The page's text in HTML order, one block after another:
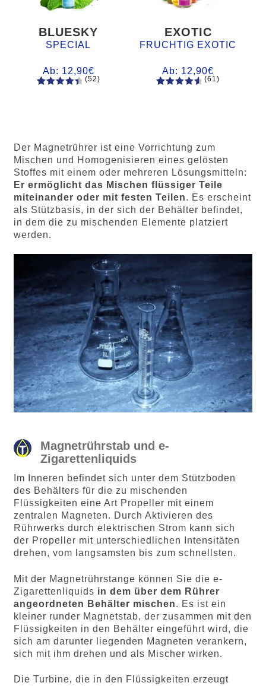
BLUESKY
SPECIAL
Ab: 12,90€
d auf
Kundenb
ewertung
en
(52)
EXOTIC
FRUCHTIG EXOTIC
Ab: 12,90€
auf
Kundenb
ewertung
en
(61)
Der Magnetrührer ist eine Vorrichtung zum
Mischen und Homogenisieren eines gelösten
Stoffes mit einem oder mehreren Lösungsmitteln:
Er ermöglicht das Mischen flüssiger Teile
miteinander oder mit festen Teilen. Es erscheint
als Stützbasis, in der sich der Behälter befindet,
in dem die zu mischenden Elemente platziert
werden.
Magnetrührstab und e-
Zigarettenliquids
Im Inneren befindet sich unter dem Stützboden
des Behälters für die zu mischenden
Flüssigkeiten eine Art Propeller mit einem
zentralen Magneten. Durch Aktivieren des
Rührwerks durch elektrischen Strom kann sich
der Propeller mit unterschiedlichen Intensitäten
drehen, vom langsamsten bis zum schnellsten.
Mit der Magnetrührstange können Sie die e-
Zigarettenliquids in dem über dem Rührer
angeordneten Behälter mischen. Es ist ein
kleiner runder Magnetstab, der zusammen mit den
Flüssigkeiten in den Behälter eingeführt wird, die
sich am darunter liegenden Magneten verankern,
sich mit ihm drehen und als Mischer wirken.
Die Turbine, die in den Flüssigkeiten erzeugt